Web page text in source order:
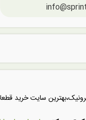
سایت خرید